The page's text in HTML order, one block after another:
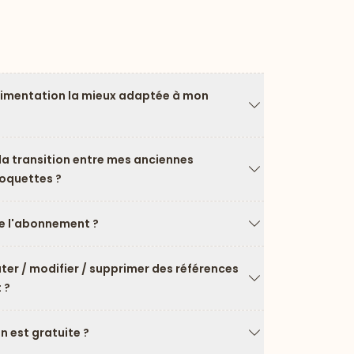
la mieux adaptée à mon
transition entre mes anciennes
?
l'abonnement ?
Flèche vers le
/ modifier / supprimer des références
est gratuite ?